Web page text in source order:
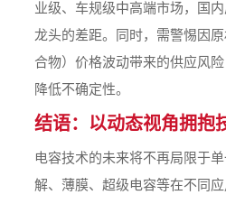
业级、车规级中高端市场，国
龙头的差距。同时，需警惕因
合物）价格波动带来的供应风
降低不确定性。
结语：以动态视角拥抱
电容技术的未来将不再局限于
解、薄膜、超级电容等在不同